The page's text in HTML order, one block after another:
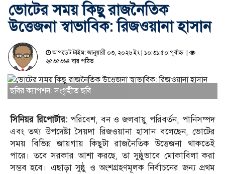
ভোটের সময় কিছু রাজনৈতিক
উত্তেজনা স্বাভাবিক: রিজওয়ানা হাসান
আপডেট টাইম: জানুয়ারী ০৩, ২০২৬ ইং | ১০:৩১:৫০:পূর্বাহ্ন |
২৫৩৫৩৬৪ বার পঠিত
ছবির ক্যাপশন: সংগৃহীত ছবি
সিনিয়র রিপোর্টার: পরিবেশ, বন ও জলবায়ু পরিবর্তন, পানিসম্পদ
এবং তথ্য উপদেষ্টা সৈয়দা রিজওয়ানা হাসান বলেছেন, ভোটের
সময় বিভিন্ন জায়গায় কিছুটা রাজনৈতিক উত্তেজনা থাকতেই
পারে। তবে সরকার আশা করছে, তা সুষ্ঠুভাবে মোকাবিলা করা
সম্ভব হবে। এছাড়া সুষ্ঠু ও অংশগ্রহণমূলক নির্বাচনের জন্য প্রথম